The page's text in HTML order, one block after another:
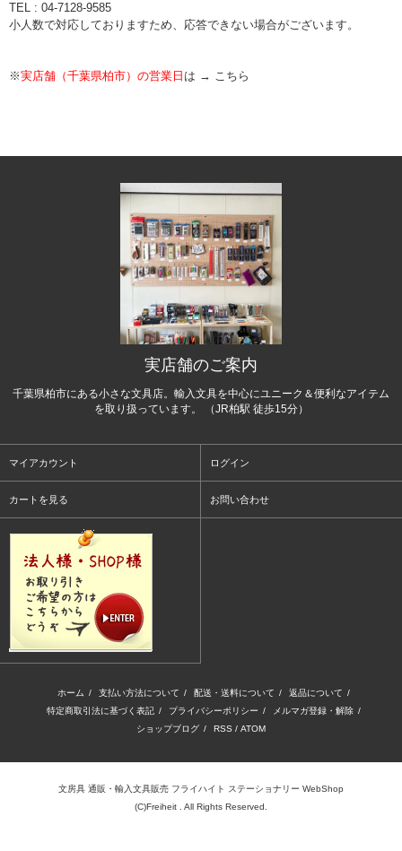
TEL : 04-7128-9585
小人数で対応しておりますため、応答できない場合がございます。
※実店舗（千葉県柏市）の営業日 は → こちら
実店舗のご案内
千葉県柏市にある小さな文具店。輸入文具を中心にユニーク＆便利なアイテム
を取り扱っています。 （JR柏駅 徒歩15分）
マイアカウント ログイン
カートを見る お問い合わせ
ホーム / 支払い方法について / 配送・送料について / 返品について /
特定商取引法に基づく表記 / プライバシーポリシー / メルマガ登録・解除 /
ショップブログ / RSS / ATOM
文房具 通販・輸入文具販売 フライハイト ステーショナリー WebShop
(C)Freiheit . All Rights Reserved.